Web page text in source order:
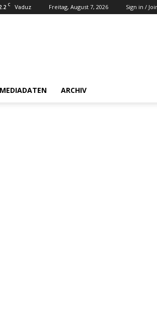
C Vaduz Freitag, August 7, 2026 Sign in /
MEDIADATEN ARCHIV